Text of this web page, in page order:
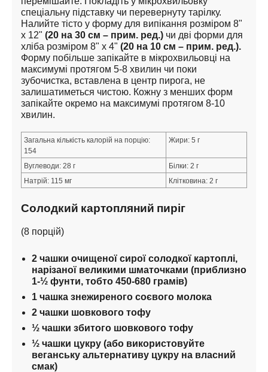
спеціальну підставку чи перевернуту тарілку.
Налийте тісто у форму для випікання розміром 8"
x 12" (20 на 30 см – прим. ред.) чи дві форми для
хліба розміром 8" x 4" (20 на 10 см – прим. ред.).
Форму побільше запікайте в мікрохвильовці на
максимумі протягом 5-8 хвилин чи поки
зубочистка, вставлена в центр пирога, не
залишатиметься чистою. Кожну з менших форм
запікайте окремо на максимумі протягом 8-10
хвилин.
Загальна кількість калорій на порцію:
154
Жири: 5 г
Вуглеводи: 28 г
Білки: 2 г
Натрій: 115 мг
Клітковина: 2 г
Солодкий картопляний пиріг
(8 порцій)
2 чашки очищеної сирої солодкої картоплі,
нарізаної великими шматочками (приблизно
1-½ фунти, тобто 450-680 грамів)
1 чашка знежиреного соєвого молока
2 чашки шовкового тофу
½ чашки збитого шовкового тофу
½ чашки цукру (або використовуйте
веганську альтернативу цукру на власний
смак)